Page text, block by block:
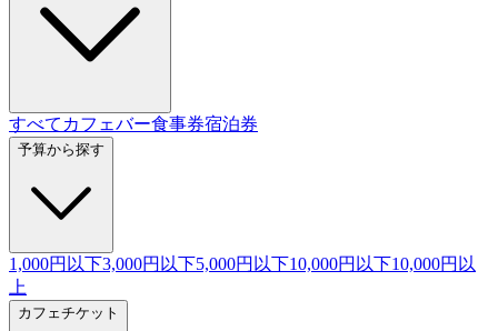
すべて カフェバー食事券宿泊券
予算から探す
1,000円以下3,000円以下5,000円以下10,000円以下10,000円以
上
カフェチケット